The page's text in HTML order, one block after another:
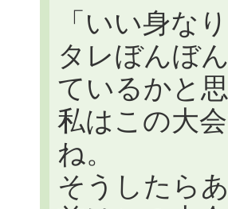
「いい身な
タレぼんぼ
ているかと
私はこの大
ね。
そうしたら